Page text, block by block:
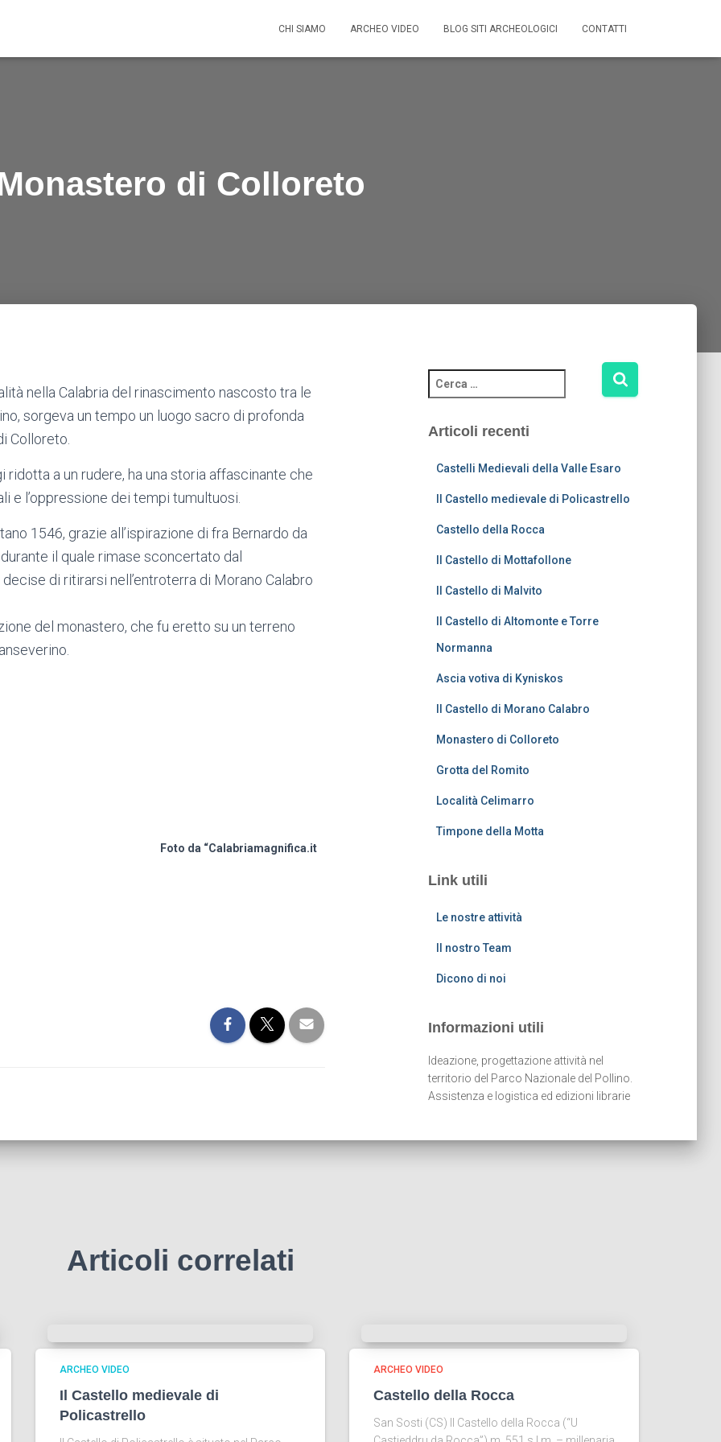
CHI SIAMO ARCHEO VIDEO BLOG SITI ARCHEOLOGICI CONTATTI
di Colloreto
nella Calabria del rinascimento nascosto tra le
sorgeva un tempo un luogo sacro di profonda
Colloreto.
a un rudere, ha una storia affascinante che
e l’oppressione dei tempi tumultuosi.
1546, grazie all’ispirazione di fra Bernardo da
il quale rimase sconcertato dal
di ritirarsi nell’entroterra di Morano Calabro
del monastero, che fu eretto su un terreno
Foto da “Calabriamagnifica.it
Articoli recenti
Castelli Medievali della Valle Esaro
Il Castello medievale di Policastrello
Castello della Rocca
Il Castello di Mottafollone
Il Castello di Malvito
Il Castello di Altomonte e Torre
Normanna
Ascia votiva di Kyniskos
Il Castello di Morano Calabro
Monastero di Colloreto
Grotta del Romito
Località Celimarro
Timpone della Motta
Link utili
Le nostre attività
Il nostro Team
Dicono di noi
Informazioni utili
Ideazione, progettazione attività nel
territorio del Parco Nazionale del Pollino.
Assistenza e logistica ed edizioni librarie
Articoli correlati
ARCHEO VIDEO
Il Castello medievale di
Policastrello
ARCHEO VIDEO
Castello della Rocca
San Sosti (CS) Il Castello della Rocca (“U